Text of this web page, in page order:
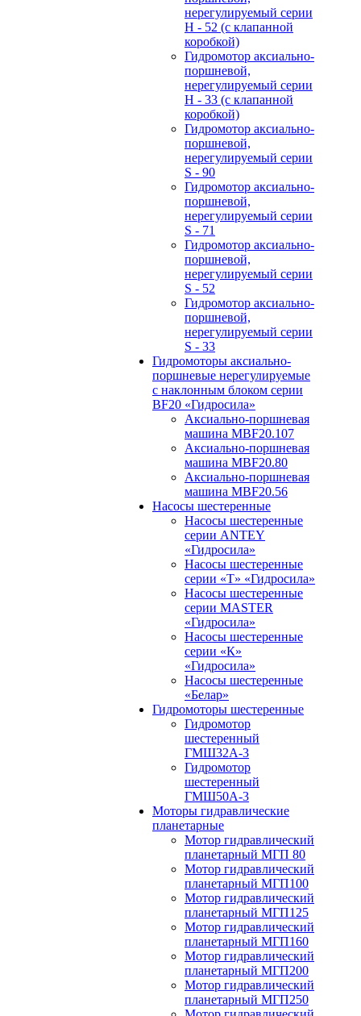
нерегулируемый cерии
H - 52 (с клапанной
коробкой)
Гидромотор аксиально-
поршневой,
нерегулируемый cерии
H - 33 (с клапанной
коробкой)
Гидромотор аксиально-
поршневой,
нерегулируемый cерии
S - 90
Гидромотор аксиально-
поршневой,
нерегулируемый cерии
S - 71
Гидромотор аксиально-
поршневой,
нерегулируемый cерии
S - 52
Гидромотор аксиально-
поршневой,
нерегулируемый cерии
S - 33
Гидромоторы аксиально-
поршневые нерегулируемые
с наклонным блоком серии
BF20 «Гидросила»
Аксиально-поршневая
машина MBF20.107
Аксиально-поршневая
машина MBF20.80
Аксиально-поршневая
машина MBF20.56
Насосы шестеренные
Насосы шестеренные
серии ANTEY
«Гидросила»
Насосы шестеренные
серии «Т» «Гидросила»
Насосы шестеренные
серии MASTER
«Гидросила»
Насосы шестеренные
серии «К»
«Гидросила»
Насосы шестеренные
«Белар»
Гидромоторы шестеренные
Гидромотор
шестеренный
ГМШ32A-3
Гидромотор
шестеренный
ГМШ50А-3
Моторы гидравлические
планетарные
Мотор гидравлический
планетарный МГП 80
Мотор гидравлический
планетарный МГП100
Мотор гидравлический
планетарный МГП125
Мотор гидравлический
планетарный МГП160
Мотор гидравлический
планетарный МГП200
Мотор гидравлический
планетарный МГП250